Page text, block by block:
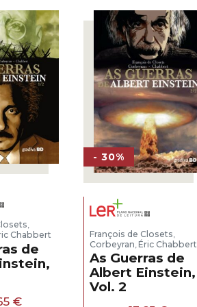
€.10,15 €.
,
Chabbert
de
€O
- 30%
François de Closets
Corbeyran Éric Chabbert
As Guerras de
Albert Einstein,
Vol. 2